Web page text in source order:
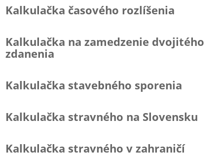
Kalkulačka časového rozlíšenia
Kalkulačka na zamedzenie dvojitého
zdanenia
Kalkulačka stavebného sporenia
Kalkulačka stravného na Slovensku
Kalkulačka stravného v zahraničí